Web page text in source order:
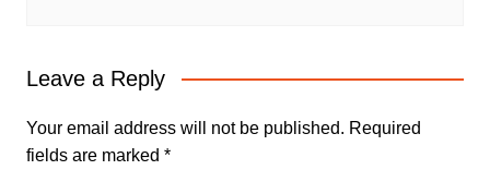
Leave a Reply
Your email address will not be published. Required
fields are marked *